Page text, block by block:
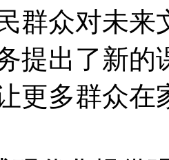
群众对未来
提出了新的
更多群众在